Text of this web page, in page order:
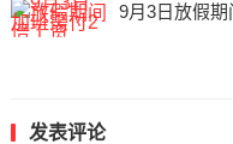
9月3日放假
发表评论